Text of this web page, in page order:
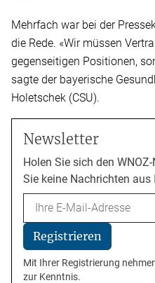
Mehrfach war bei der
die Rede. «Wir müssen
gegenseitigen Positionen,
sagte der bayerische
Holetschek (CSU).
Newsletter
Holen Sie sich den
Sie keine Nachrichten aus
Email
Registrieren
Mit Ihrer Registrierung
zur Kenntnis.